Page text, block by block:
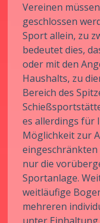
Vereinen
geschlossen
Sport allein, zu
bedeutet dies,
oder mit den
Haushalts, zu
Bereich des
es allerdings für
Möglichkeit zur
nur die
Sportanlage.
weitläufige
mehreren
unter